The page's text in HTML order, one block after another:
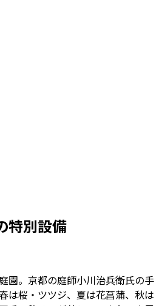
特別設備
園。京都の庭師小川治兵衛氏の手
は桜・ツツジ、夏は花菖蒲、秋は